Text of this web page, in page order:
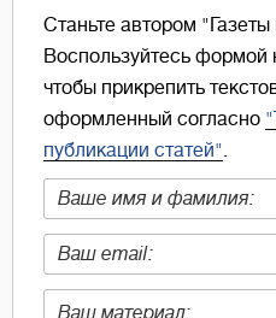
Станьте автором "Газеты
Воспользуйтесь формой
чтобы прикрепить
оформленный согласно
публикации статей".